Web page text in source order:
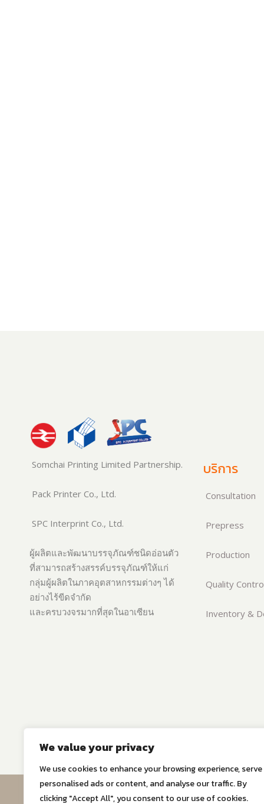
We value your privacy
We use cookies to enhance your browsing experience, serve
personalised ads or content, and analyse our traffic. By
clicking "Accept All", you consent to our use of cookies.
Somchai Printing Limited Partnership.
Pack Printer Co., Ltd.
SPC Interprint Co., Ltd.
ผู้ผลิตและพัฒนาบรรจุภัณฑ์ชนิดอ่อนตัว
ที่สามารถสร้างสรรค์บรรจุภัณฑ์ให้แก่
กลุ่มผู้ผลิตในภาคอุตสาหกรรมต่างๆ ได้
อย่างไร้ขีดจำกัด
และครบวงจรมากที่สุดในอาเซียน
บริการ
Consultation
Prepress
Production
Quality
Inventory &
©